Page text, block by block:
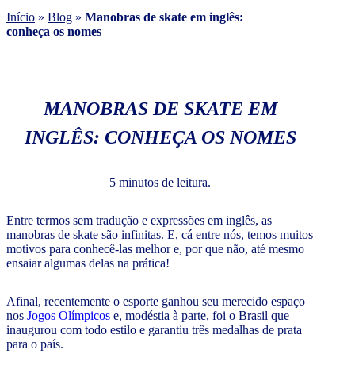
Início » Blog » Manobras de skate em inglês:
conheça os nomes
MANOBRAS DE SKATE EM
INGLÊS: CONHEÇA OS NOMES
5 minutos de leitura.
Entre termos sem tradução e expressões em inglês, as
manobras de skate são infinitas. E, cá entre nós, temos muitos
motivos para conhecê-las melhor e, por que não, até mesmo
ensaiar algumas delas na prática!
Afinal, recentemente o esporte ganhou seu merecido espaço
nos Jogos Olímpicos e, modéstia à parte, foi o Brasil que
inaugurou com todo estilo e garantiu três medalhas de prata
para o país.